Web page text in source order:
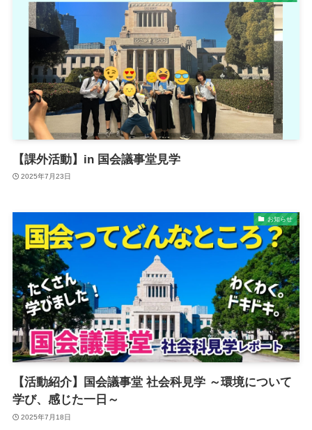
【課外活動】in 国会議事堂見学
2025年7月23日
お知らせ
【活動紹介】国会議事堂 社会科見学 ～環境について
学び、感じた一日～
2025年7月18日